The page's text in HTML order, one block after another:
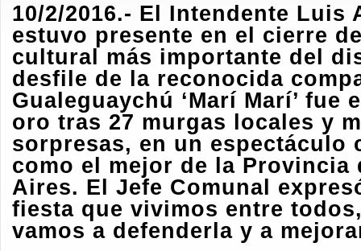
10/2/2016.- El Intendente Luis
estuvo presente en el cierre
cultural más importante del
desfile de la reconocida
Gualeguaychú ‘Marí Marí’ fue
oro tras 27 murgas locales y
sorpresas, en un espectáculo
como el mejor de la Provincia
Aires. El Jefe Comunal
fiesta que vivimos entre
vamos a defenderla y a